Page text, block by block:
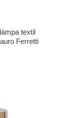
textil
Ferretti